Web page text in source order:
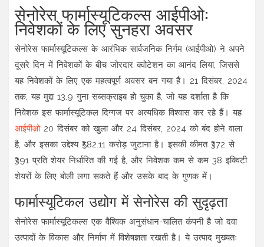
सेनोरेस फार्मास्यूटिकल्स आईपीओ:
निवेशकों के लिए सुनहरा अवसर
सेनोरेस फार्मास्यूटिकल्स के आरंभिक सार्वजनिक निर्गम (आईपीओ) ने अपने
दूसरे दिन में निवेशकों के बीच जोरदार क्वोटेशन का आनंद लिया, जिससे
यह निवेशकों के लिए एक महत्वपूर्ण अवसर बन गया है। 21 दिसंबर, 2024
तक, यह मुद्दा 13.9 गुना सब्सक्राइब हो चुका है, जो यह दर्शाता है कि
निवेशक इस फार्मास्यूटिकल दिग्गज पर अत्यधिक विश्वास कर रहे हैं। यह
आईपीओ20 दिसंबर को खुला और 24 दिसंबर, 2024 को बंद होने वाला
है, और इसका उद्देश्य ₹582.11 करोड़ जुटाना है। इसकी कीमत ₹372 से
₹391 प्रति शेयर निर्धारित की गई है, और निवेशक कम से कम 38 इक्विटी
शेयरों के लिए बोली लगा सकते हैं और उसके बाद के गुणक में।
फार्मास्यूटिकल उद्योग में सेनोरेस की सुदृढ़ता
सेनोरेस फार्मास्यूटिकल्स एक वैश्विक अनुसंधान-चालित कंपनी है जो दवा
उत्पादों के विकास और निर्माण में विशेषज्ञता रखती है। ये उत्पाद मुख्यतः